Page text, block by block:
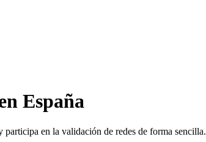
España
en la validación de redes de forma sencilla.